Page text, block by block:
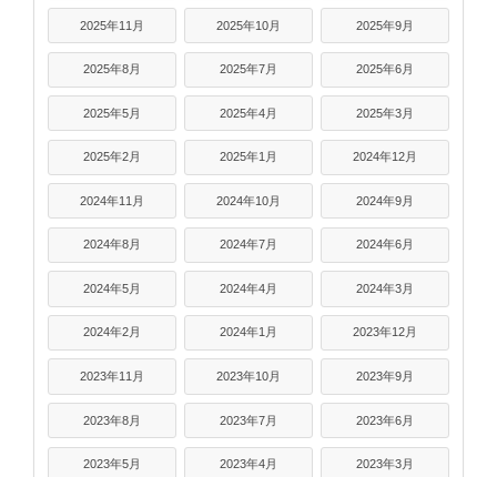
2025年11月 2025年10月 2025年9月
2025年8月 2025年7月 2025年6月
2025年5月 2025年4月 2025年3月
2025年2月 2025年1月 2024年12月
2024年11月 2024年10月 2024年9月
2024年8月 2024年7月 2024年6月
2024年5月 2024年4月 2024年3月
2024年2月 2024年1月 2023年12月
2023年11月 2023年10月 2023年9月
2023年8月 2023年7月 2023年6月
2023年5月 2023年4月 2023年3月